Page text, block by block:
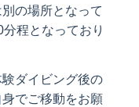
の場所となって
程となっており
ダイビング後の
でご移動をお願